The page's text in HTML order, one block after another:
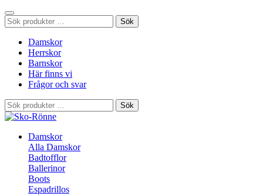
Sök
efter:
Sök
Damskor
Herrskor
Barnskor
Här finns vi
Frågor och svar
Sök
efter:
Sök
Damskor
Alla Damskor
Badtofflor
Ballerinor
Boots
Espadrillos